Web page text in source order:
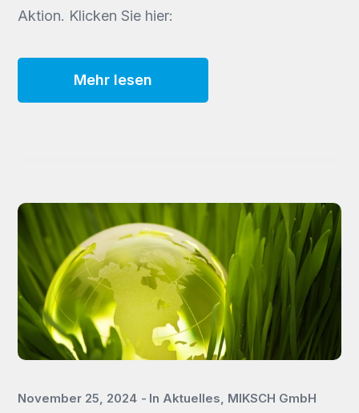
Aktion. Klicken Sie hier:
Mehr lesen
November 25, 2024 In Aktuelles, MIKSCH GmbH